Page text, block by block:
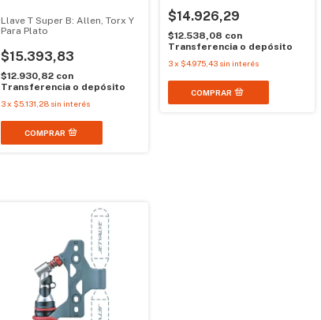
Llave T Super B: Allen, Torx Y
Para Plato
$15.393,83
$12.930,82 con
Transferencia o depósito
3x $5.131,28 sin interés
$14.926,29
$12.538,08 con
Transferencia o depósito
3 x $4.975,43 sin interés